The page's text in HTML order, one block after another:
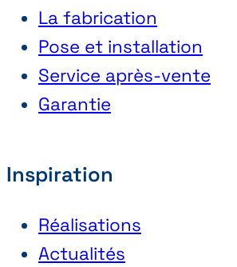
La fabrication
Pose et installation
Service après-vente
Garantie
Inspiration
Réalisations
Actualités